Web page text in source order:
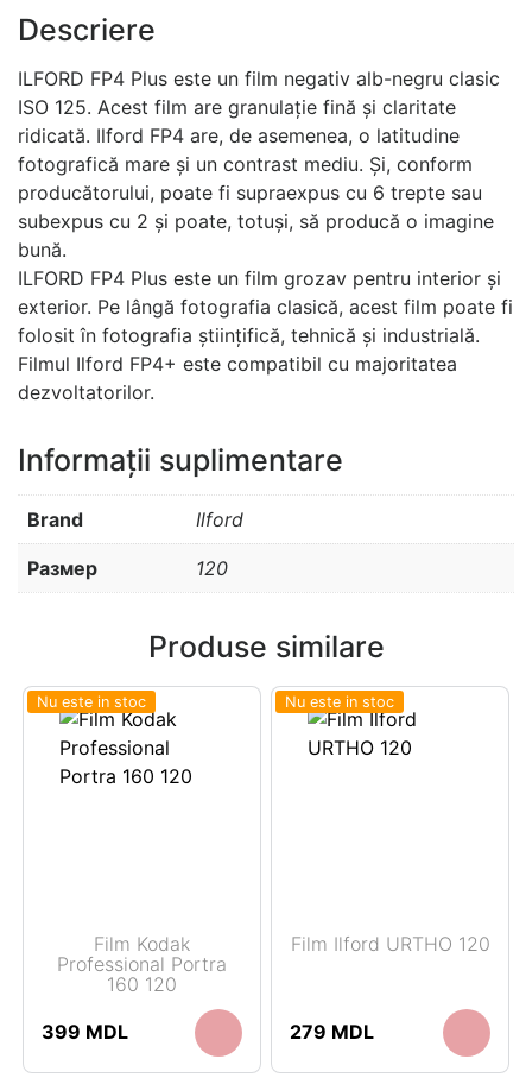
Descriere
ILFORD FP4 Plus este un film negativ alb-negru clasic
ISO 125. Acest film are granulație fină și claritate
ridicată. Ilford FP4 are, de asemenea, o latitudine
fotografică mare și un contrast mediu. Și, conform
producătorului, poate fi supraexpus cu 6 trepte sau
subexpus cu 2 și poate, totuși, să producă o imagine
bună.
ILFORD FP4 Plus este un film grozav pentru interior și
exterior. Pe lângă fotografia clasică, acest film poate fi
folosit în fotografia științifică, tehnică și industrială.
Filmul Ilford FP4+ este compatibil cu majoritatea
dezvoltatorilor.
Informații suplimentare
Brand Ilford
Размер 120
Produse similare
Nu este in stoc
Film Kodak
Professional Portra
160 120
399 MDL
Nu este in stoc
Film Ilford URTHO 120
279 MDL